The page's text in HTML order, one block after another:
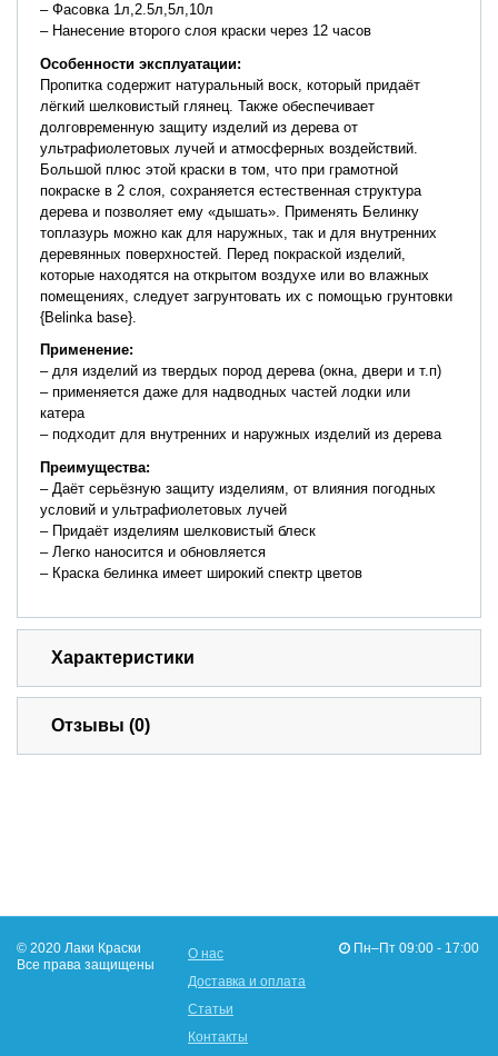
– Фасовка 1л,2.5л,5л,10л
– Нанесение второго слоя краски через 12 часов
Особенности эксплуатации:
Пропитка содержит натуральный воск, который придаёт
лёгкий шелковистый глянец. Также обеспечивает
долговременную защиту изделий из дерева от
ультрафиолетовых лучей и атмосферных воздействий.
Большой плюс этой краски в том, что при грамотной
покраске в 2 слоя, сохраняется естественная структура
дерева и позволяет ему «дышать». Применять Белинку
топлазурь можно как для наружных, так и для внутренних
деревянных поверхностей. Перед покраской изделий,
которые находятся на открытом воздухе или во влажных
помещениях, следует загрунтовать их с помощью грунтовки
{Belinka base}.
Применение:
– для изделий из твердых пород дерева (окна, двери и т.п)
– применяется даже для надводных частей лодки или
катера
– подходит для внутренних и наружных изделий из дерева
Преимущества:
– Даёт серьёзную защиту изделиям, от влияния погодных
условий и ультрафиолетовых лучей
– Придаёт изделиям шелковистый блеск
– Легко наносится и обновляется
– Краска белинка имеет широкий спектр цветов
Характеристики
Отзывы (0)
© 2020 Лаки Краски
Все права защищены
О нас
Доставка и оплата
Статьи
Контакты
Пн–Пт 09:00 - 17:00